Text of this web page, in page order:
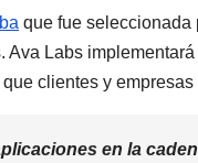
que fue seleccionada
Labs
clientes y
en la